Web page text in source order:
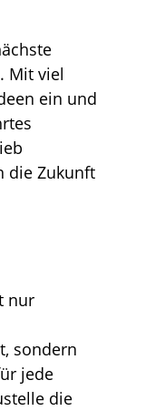
Mit viel
ein und
die Zukunft
nur
sondern
jede
die